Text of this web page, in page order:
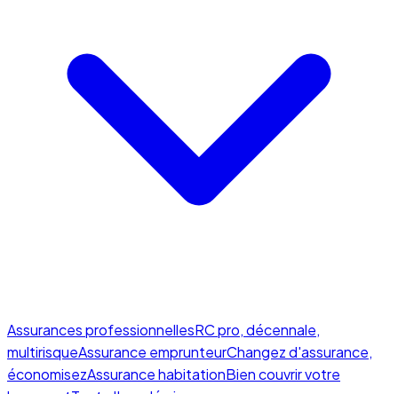
Assurances professionnellesRC pro, décennale,
multirisqueAssurance emprunteurChangez d'assurance,
économisezAssurance habitationBien couvrir votre